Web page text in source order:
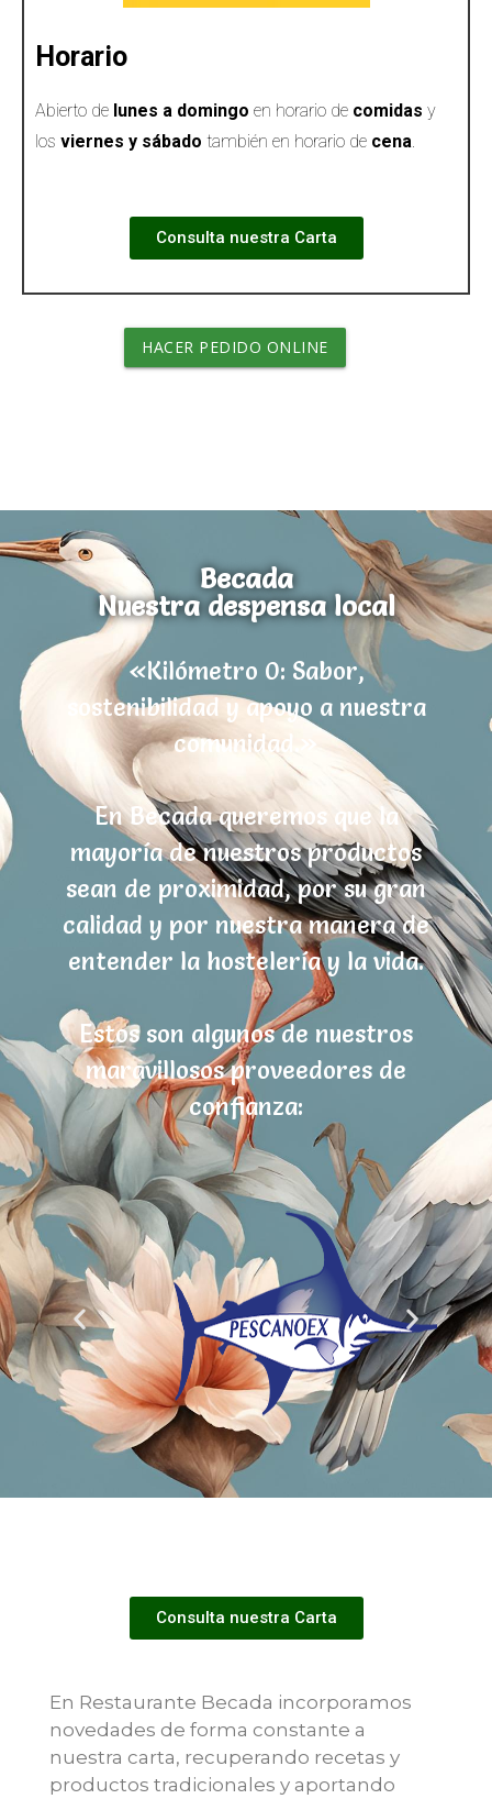
Horario
Abierto de lunes a domingo en horario de comidas y
los viernes y sábado también en horario de cena
Consulta nuestra Carta
HACER PEDIDO ONLINE
Becada
Nuestra despensa local
«Kilómetro 0: Sabor,
sostenibilidad y apoyo a nuestra
comunidad.»
En Becada queremos que la
mayoría de nuestros productos
sean de proximidad, por su gran
calidad y por nuestra manera de
entender la hostelería y la vida.
Estos son algunos de nuestros
maravillosos proveedores de
confianza:
Consulta nuestra Carta
En Restaurante Becada incorporamos
novedades de forma constante a
nuestra carta, recuperando recetas y
productos tradicionales y aportando